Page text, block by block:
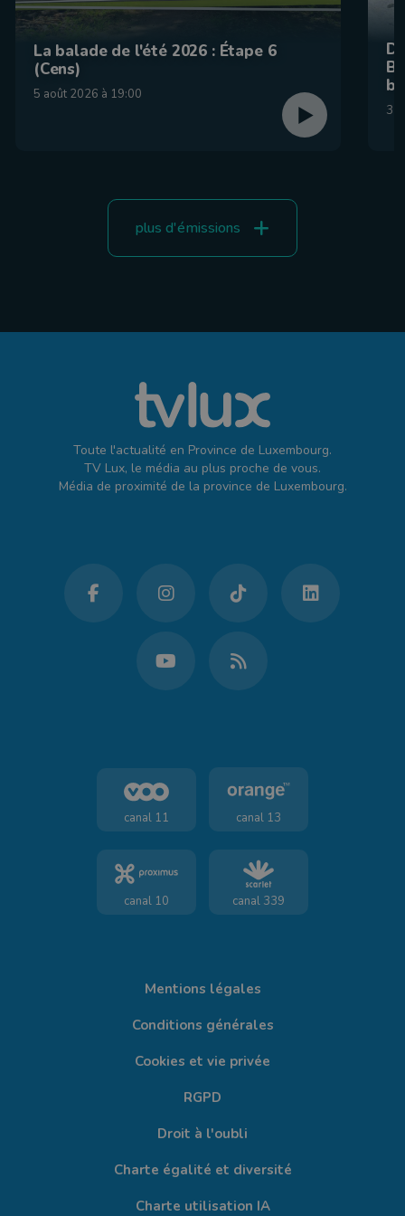
La balade de l'été 2026 : Étape 6
(Cens)
5 août 2026 à 19:00
31
plus d'émissions
Toute l'actualité en Province de Luxembourg.
TV Lux, le média au plus proche de vous.
Média de proximité de la province de Luxembourg.
canal 11 canal 13
canal 10 canal 339
Mentions légales
Conditions générales
Cookies et vie privée
RGPD
Droit à l'oubli
Charte égalité et diversité
Charte utilisation IA